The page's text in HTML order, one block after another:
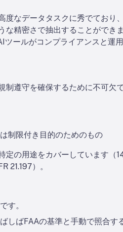
なデータタスクに秀でており
精密さで抽出することができま
ールがコンプライアンスと運
遵守を確保するために不可欠
制限付き目的のためのもの
の用途をカバーしています（
21.197）。
す。
ばFAAの基準と手動で照合す